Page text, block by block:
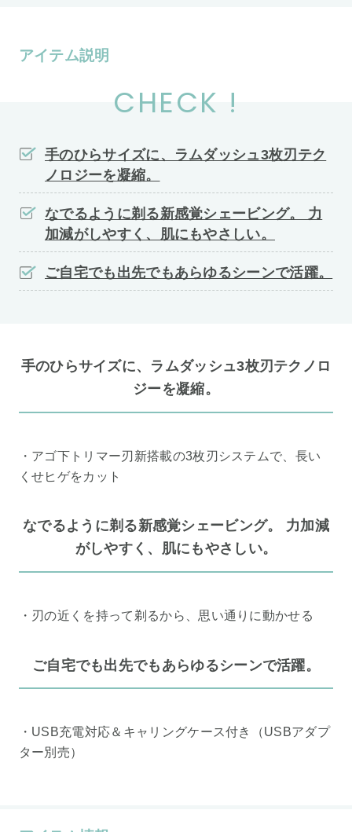
アイテム説明
CHECK !
手のひらサイズに、ラムダッシュ3枚刃テク
ノロジーを凝縮。
なでるように剃る新感覚シェービング。 力
加減がしやすく、肌にもやさしい。
ご自宅でも出先でもあらゆるシーンで活躍。
手のひらサイズに、ラムダッシュ3枚刃テクノロ
ジーを凝縮。
・アゴ下トリマー刃新搭載の3枚刃システムで、長い
くせヒゲをカット
なでるように剃る新感覚シェービング。 力加減
がしやすく、肌にもやさしい。
・刃の近くを持って剃るから、思い通りに動かせる
ご自宅でも出先でもあらゆるシーンで活躍。
・USB充電対応＆キャリングケース付き（USBアダプ
ター別売）